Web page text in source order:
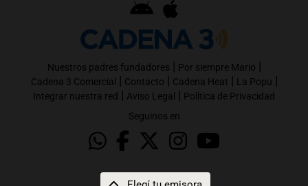
Nuestros padres fundadores | Por siempre Mario |
Cadena 3 Comercial | Contacto | Cadena Heat | La Popu |
Integrar nuestra red | Aviso Legal | Política de Privacidad
Seguinos en